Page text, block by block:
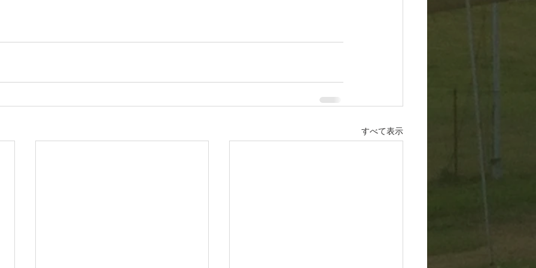
すべて表示